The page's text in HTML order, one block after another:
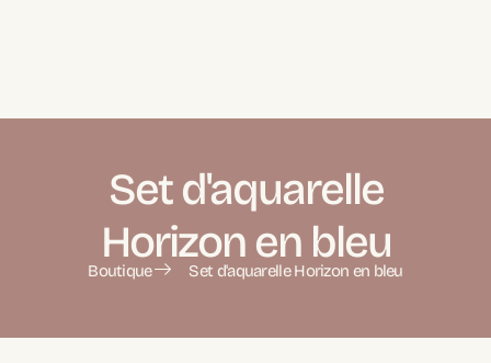
Set d'aquarelle
Horizon en bleu
Boutique Set d'aquarelle Horizon en bleu